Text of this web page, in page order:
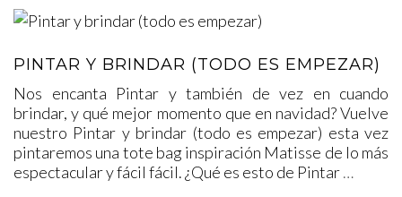
PINTAR Y BRINDAR (TODO ES EMPEZAR)
Nos encanta Pintar y también de vez en cuando
brindar, y qué mejor momento que en navidad? Vuelve
nuestro Pintar y brindar (todo es empezar) esta vez
pintaremos una tote bag inspiración Matisse de lo más
espectacular y fácil fácil. ¿Qué es esto de Pintar…